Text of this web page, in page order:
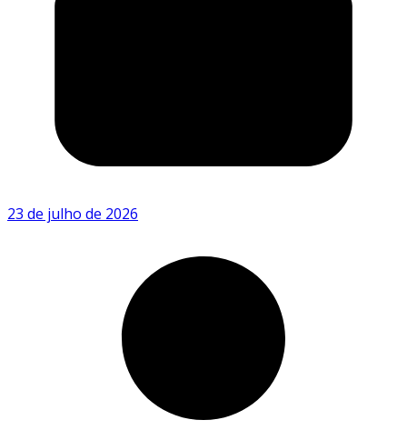
23 de julho de 2026